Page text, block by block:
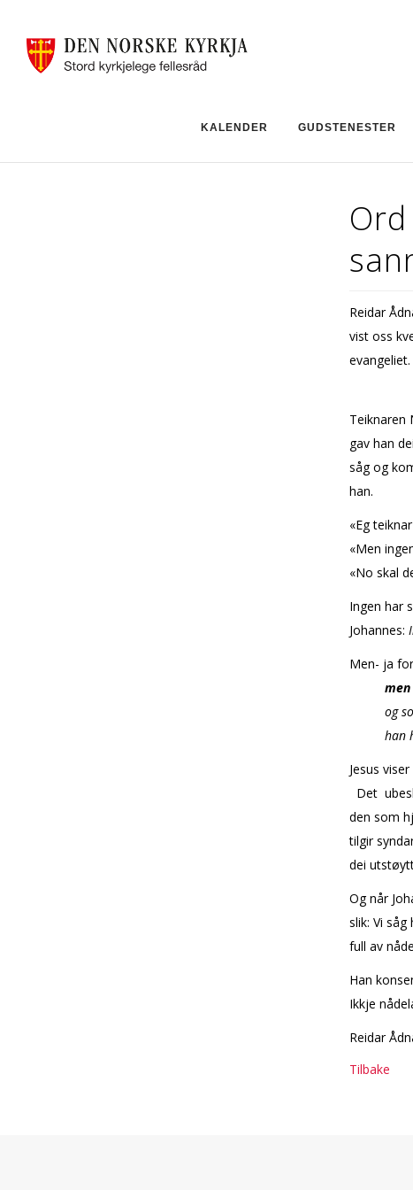
KALENDER GUDSTENESTER
Reidar
vist oss
evangeliet.
Teiknaren
gav han
såg og
han.
«Eg
«Men
«No skal
Ingen har
Johannes:
Men- ja
men
og som
han har
Jesus
Det
den som
tilgir
dei
Og når
slik: Vi
full av
Han
Ikkje
Reidar
Tilbake